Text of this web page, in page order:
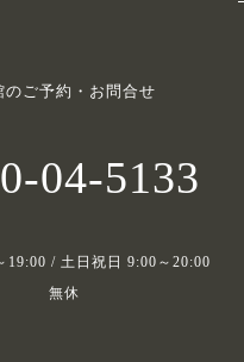
のご予約・お問合せ
04-5133
19:00 / 土日祝日 9:00～20:00
無休